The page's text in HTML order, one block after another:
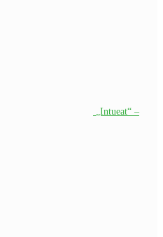
„Intueat“ –